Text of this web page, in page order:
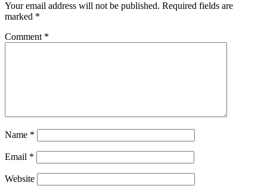
Your email address will not be published. Required fields are
marked *
Comment *
Name *
Email *
Website